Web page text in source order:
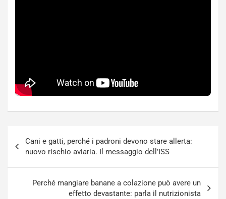
articoli
Cani e gatti, perché i padroni devono stare allerta:
nuovo rischio aviaria. Il messaggio dell’ISS
Perché mangiare banane a colazione può avere un
effetto devastante: parla il nutrizionista